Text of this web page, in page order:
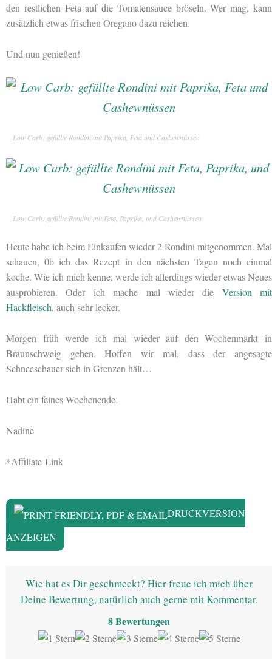
den restlichen Feta auf die Tomatensauce bröseln. Wer mag, kann
zusätzlich etwas frischen Oregano dazu reichen.
Und nun genießen!
Low Carb: gefüllte Rondini mit Paprika, Feta und Cashewnüssen
Low Carb: gefüllte Rondini mit Feta, Paprika, und Cashewnüssen
Heute habe ich beim Einkaufen wieder 2 Rondini mitgenommen. Mal
schauen, 0b ich das Rezept in den nächsten Tagen noch einmal
koche. Wie ich mich kenne, werde ich allerdings wieder etwas Neues
ausprobieren. Oder ich mache mal wieder die Version mit
Hackfleisch, auch sehr lecker.
Morgen früh werde ich mal wieder auf den Wochenmarkt in
Braunschweig gehen. Hoffen wir mal, dass der angesagte
Schneeschauer sich in Grenzen hält…
Habt ein feines Wochenende.
Nadine
*Affiliate-Link
DRUCKVERSION
ANZEIGEN
Wie hat es Dir geschmeckt? Hier freue ich mich über
Deine Bewertung, natürlich auch gerne mit Kommentar.
8Bewertungen